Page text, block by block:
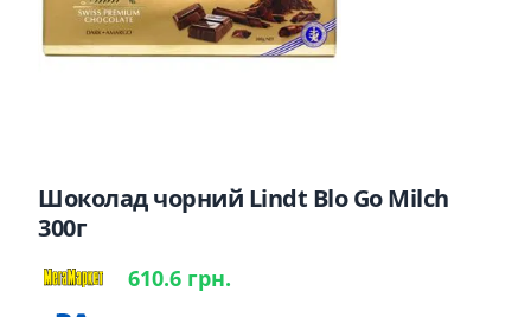
Шоколад чорний Lindt Blo Go Milch
300г
610.6 грн.